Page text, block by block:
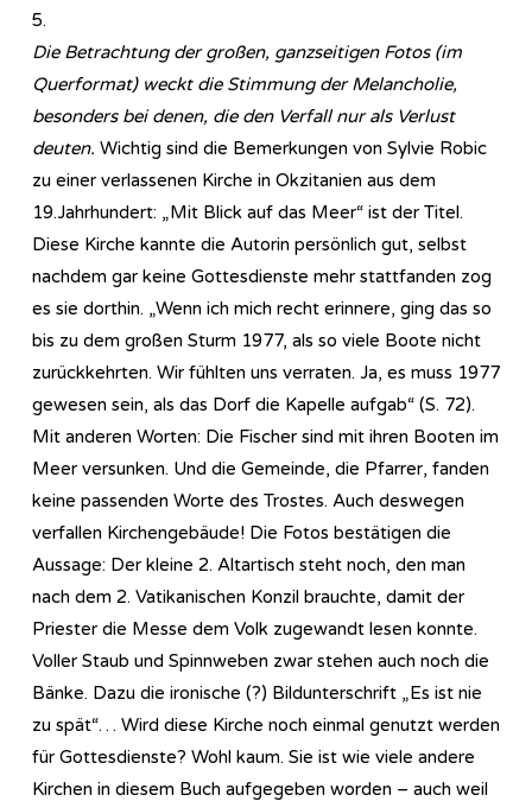
5.
Die Betrachtung der großen, ganzseitigen Fotos (im
Querformat) weckt die Stimmung der Melancholie,
besonders bei denen, die den Verfall nur als Verlust
deuten. Wichtig sind die Bemerkungen von Sylvie Robic
zu einer verlassenen Kirche in Okzitanien aus dem
19.Jahrhundert: „Mit Blick auf das Meer“ ist der Titel.
Diese Kirche kannte die Autorin persönlich gut, selbst
nachdem gar keine Gottesdienste mehr stattfanden zog
es sie dorthin. „Wenn ich mich recht erinnere, ging das so
bis zu dem großen Sturm 1977, als so viele Boote nicht
zurückkehrten. Wir fühlten uns verraten. Ja, es muss 1977
gewesen sein, als das Dorf die Kapelle aufgab“ (S. 72).
Mit anderen Worten: Die Fischer sind mit ihren Booten im
Meer versunken. Und die Gemeinde, die Pfarrer, fanden
keine passenden Worte des Trostes. Auch deswegen
verfallen Kirchengebäude! Die Fotos bestätigen die
Aussage: Der kleine 2. Altartisch steht noch, den man
nach dem 2. Vatikanischen Konzil brauchte, damit der
Priester die Messe dem Volk zugewandt lesen konnte.
Voller Staub und Spinnweben zwar stehen auch noch die
Bänke. Dazu die ironische (?) Bildunterschrift „Es ist nie
zu spät“… Wird diese Kirche noch einmal genutzt werden
für Gottesdienste? Wohl kaum. Sie ist wie viele andere
Kirchen in diesem Buch aufgegeben worden – auch weil